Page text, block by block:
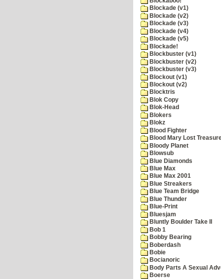
Blockade (v1)
Blockade (v2)
Blockade (v3)
Blockade (v4)
Blockade (v5)
Blockade!
Blockbuster (v1)
Blockbuster (v2)
Blockbuster (v3)
Blockout (v1)
Blockout (v2)
Blocktris
Blok Copy
Blok-Head
Blokers
Blokz
Blood Fighter
Blood Mary Lost
Bloody Planet
Blowsub
Blue Diamonds
Blue Max
Blue Max 2001
Blue Streakers
Blue Team Bridge
Blue Thunder
Blue-Print
Bluesjam
Bluntly Boulder Take II
Bob 1
Bobby Bearing
Boberdash
Bobie
Bocianoric
Body Parts A Sexual
Boerse